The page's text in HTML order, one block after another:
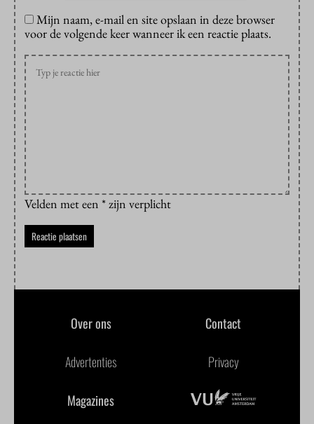
Mijn naam, e-mail en site opslaan in deze browser
voor de volgende keer wanneer ik een reactie plaats.
Velden met een * zijn verplicht
Over ons Contact
Advertenties Privacy
Magazines